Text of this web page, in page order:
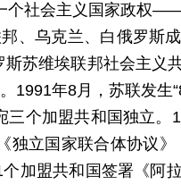
个社会主义国家政权
、乌克兰、白俄罗斯
苏维埃联邦社会主义
1991年8月，苏联发生
个加盟共和国独立。
立国家联合体协议》
加盟共和国签署《阿